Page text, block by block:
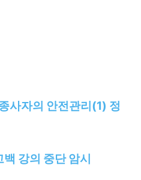
사자의 안전관리(1) 정
강의 중단 암시